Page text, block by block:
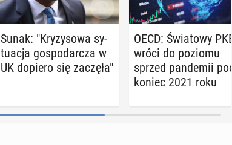
Sunak: "Kry­zy­so­wa sy­
tu­acja go­spo­dar­cza w
UK dopiero się zaczęła"
OECD: Świa­to­wy PKB
wróci do poziomu
sprzed pan­de­mii pod
koniec 2021 roku